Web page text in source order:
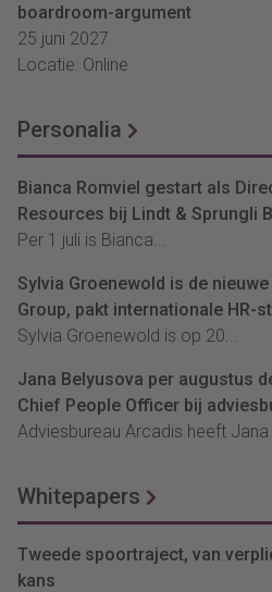
boardroom-argument
25 juni 2027
Locatie: Online
Personalia
Bianca Romviel gestart als
Resources bij Lindt & Sprungli
Per 1 juli is Bianca...
Sylvia Groenewold is de nieuwe
Group, pakt internationale HR-
Sylvia Groenewold is op 20...
Jana Belyusova per augustus
Chief People Officer bij
Adviesbureau Arcadis heeft Jana
Whitepapers
Tweede spoortraject, van
kans